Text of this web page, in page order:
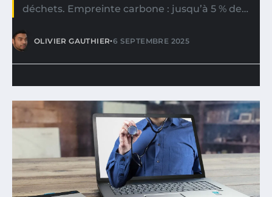
déchets. Empreinte carbone : jusqu’à 5 % de…
OLIVIER GAUTHIER•6 SEPTEMBRE 2025